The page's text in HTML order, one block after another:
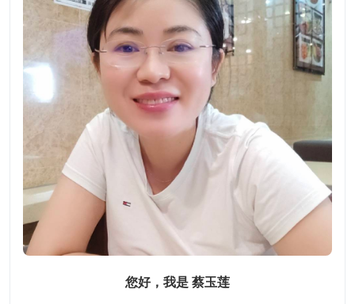
您好，我是 蔡玉莲